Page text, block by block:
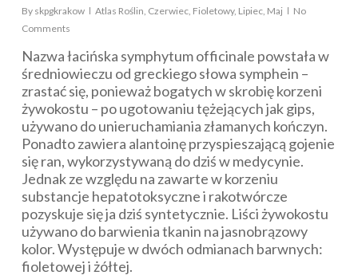
By skpgkrakow Atlas Roślin, Czerwiec, Fioletowy, Lipiec, Maj
No
Comments
Nazwa łacińska symphytum officinale powstała w
średniowieczu od greckiego słowa symphein –
zrastać się, ponieważ bogatych w skrobię korzeni
żywokostu – po ugotowaniu tężejących jak gips,
używano do unieruchamiania złamanych kończyn.
Ponadto zawiera alantoinę przyspieszającą gojenie
się ran, wykorzystywaną do dziś w medycynie.
Jednak ze względu na zawarte w korzeniu
substancje hepatotoksyczne i rakotwórcze
pozyskuje się ja dziś syntetycznie. Liści żywokostu
używano do barwienia tkanin na jasnobrązowy
kolor. Występuje w dwóch odmianach barwnych:
fioletowej i żółtej.